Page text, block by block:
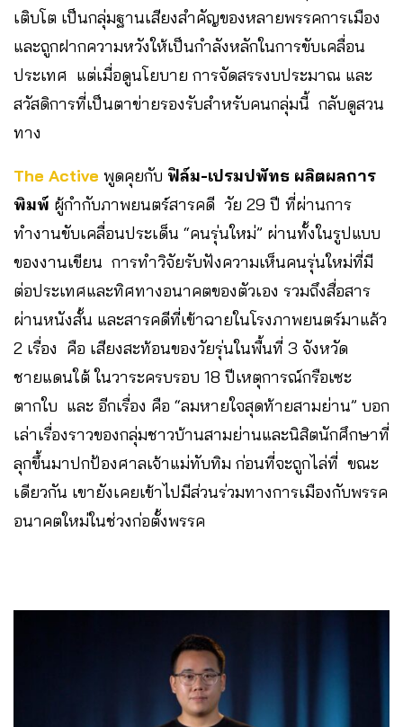
เติบโต เป็นกลุ่มฐานเสียงสำคัญของหลายพรรคการเมือง
และถูกฝากความหวังให้เป็นกำลังหลักในการขับเคลื่อน
ประเทศ แต่เมื่อดูนโยบาย การจัดสรรงบประมาณ และ
สวัสดิการที่เป็นตาข่ายรองรับสำหรับคนกลุ่มนี้ กลับดูสวน
ทาง
The Active พูดคุยกับ ฟิล์ม-เปรมปพัทธ ผลิตผลการ
พิมพ์ ผู้กำกับภาพยนตร์สารคดี วัย 29 ปี ที่ผ่านการ
ทำงานขับเคลื่อนประเด็น “คนรุ่นใหม่” ผ่านทั้งในรูปแบบ
ของงานเขียน การทำวิจัยรับฟังความเห็นคนรุ่นใหม่ที่มี
ต่อประเทศและทิศทางอนาคตของตัวเอง รวมถึงสื่อสาร
ผ่านหนังสั้น และสารคดีที่เข้าฉายในโรงภาพยนตร์มาแล้ว
2 เรื่อง คือ เสียงสะท้อนของวัยรุ่นในพื้นที่ 3 จังหวัด
ชายแดนใต้ ในวาระครบรอบ 18 ปีเหตุการณ์กรือเซะ
ตากใบ และ อีกเรื่อง คือ “ลมหายใจสุดท้ายสามย่าน” บอก
เล่าเรื่องราวของกลุ่มชาวบ้านสามย่านและนิสิตนักศึกษาที่
ลุกขึ้นมาปกป้องศาลเจ้าแม่ทับทิม ก่อนที่จะถูกไล่ที่ ขณะ
เดียวกัน เขายังเคยเข้าไปมีส่วนร่วมทางการเมืองกับพรรค
อนาคตใหม่ในช่วงก่อตั้งพรรค